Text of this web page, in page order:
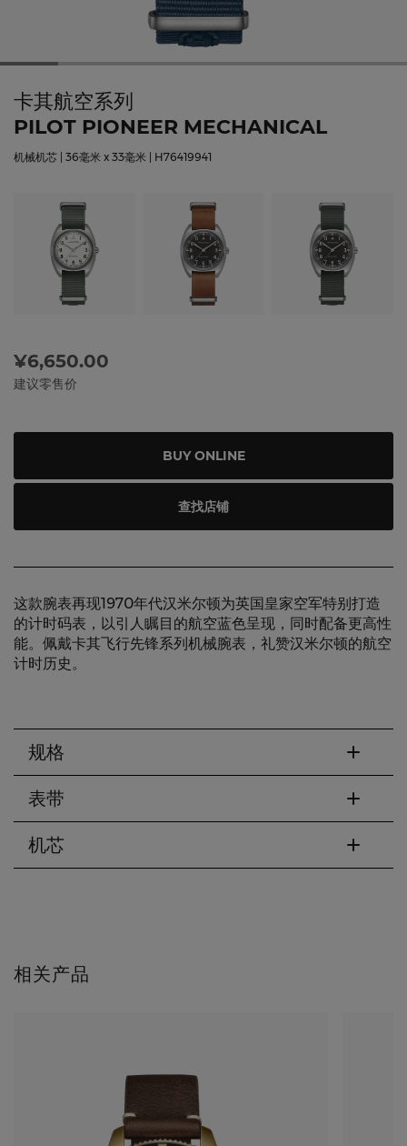
卡其航空系列
PILOT PIONEER MECHANICAL
机械机芯 | 36毫米 x 33毫米 | H76419941
¥6,650.00
建议零售价
BUY ONLINE
查找店铺
这款腕表再现1970年代汉米尔顿为英国皇家空军特别打造
的计时码表，以引人瞩目的航空蓝色呈现，同时配备更高性
能。佩戴卡其飞行先锋系列机械腕表，礼赞汉米尔顿的航空
计时历史。
规格
表带
机芯
相关产品